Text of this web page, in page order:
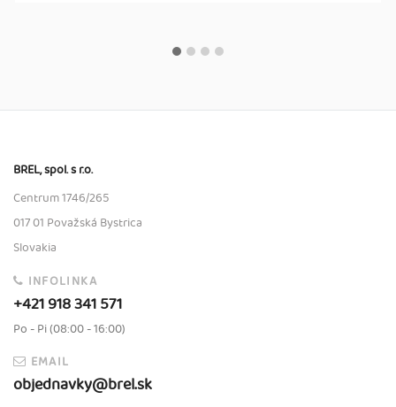
BREL, spol. s r.o.
Centrum 1746/265
017 01 Považská Bystrica
Slovakia
INFOLINKA
+421 918 341 571
Po - Pi (08:00 - 16:00)
EMAIL
objednavky@brel.sk